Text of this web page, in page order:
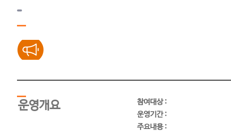
운영개요
참여대상 :
운영기간 :
주요내용 :